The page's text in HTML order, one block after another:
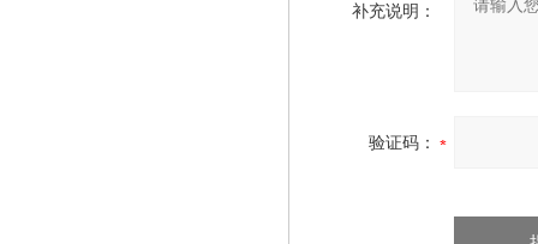
补充说明：
验证码：